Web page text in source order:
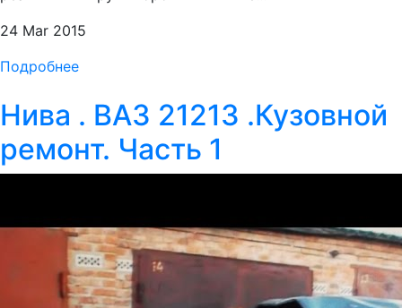
24 Mar 2015
Подробнее
Нива . ВАЗ 21213 .Кузовной
ремонт. Часть 1